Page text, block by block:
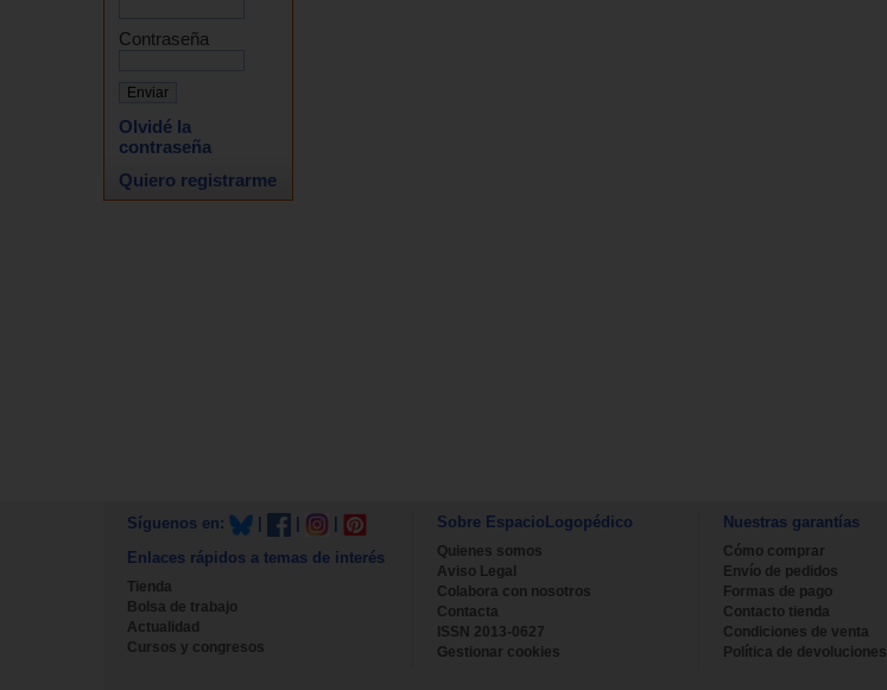
Contraseña
Olvidé la
contraseña
Quiero registrarme
Síguenos en:
Enlaces rápidos a temas de interés
Tienda
Bolsa de trabajo
Actualidad
Cursos y congresos
Sobre EspacioLogopédico
Quienes somos
Aviso Legal
Colabora con nosotros
Contacta
ISSN 2013-0627
Gestionar cookies
Nuestras garantías
Cómo comprar
Envío de pedidos
Formas de pago
Contacto tienda
Condiciones de venta
Política de devoluciones